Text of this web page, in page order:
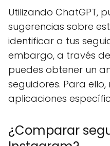
Utilizando ChatGPT,
sugerencias sobre
identificar a tus
embargo, a través
puedes obtener un
seguidores. Para
aplicaciones
¿Comparar